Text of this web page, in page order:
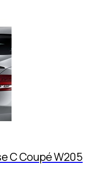
C Coupé W205